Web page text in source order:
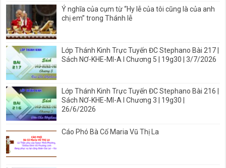
Ý nghĩa của cụm từ “Hy lễ của tôi cũng là của anh
chị em” trong Thánh lễ
Lớp Thánh Kinh Trực Tuyến ĐC Stephano Bài 217 |
Sách NƠ-KHE-MI-A I Chương 5 | 19g30 | 3/7/2026
Lớp Thánh Kinh Trực Tuyến ĐC Stephano Bài 216 |
Sách NƠ-KHE-MI-A I Chương 3 | 19g30 |
26/6/2026
Cáo Phó Bà Cố Maria Vũ Thị La